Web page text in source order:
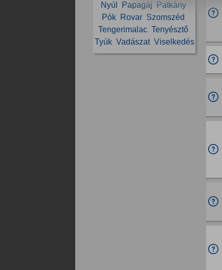
Nyúl
Papagáj
Patkány
Pók Rovar Szomszéd
Tengerimalac Tenyésztő
Tyúk Vadászat Viselkedés